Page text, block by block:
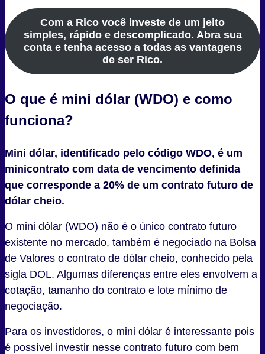
Com a Rico você investe de um jeito
simples, rápido e descomplicado. Abra sua
conta e tenha acesso a todas as vantagens
de ser Rico.
O que é mini dólar (WDO) e como
funciona?
Mini dólar, identificado pelo código WDO, é um
minicontrato com data de vencimento definida
que corresponde a 20% de um contrato futuro de
dólar cheio.
O mini dólar (WDO) não é o único contrato futuro
existente no mercado, também é negociado na Bolsa
de Valores o contrato de dólar cheio, conhecido pela
sigla DOL. Algumas diferenças entre eles envolvem a
cotação, tamanho do contrato e lote mínimo de
negociação.
Para os investidores, o mini dólar é interessante pois
é possível investir nesse contrato futuro com bem